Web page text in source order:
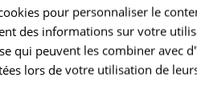
pour personnaliser le
des informations sur votre
qui peuvent les combiner avec
lors de votre utilisation de